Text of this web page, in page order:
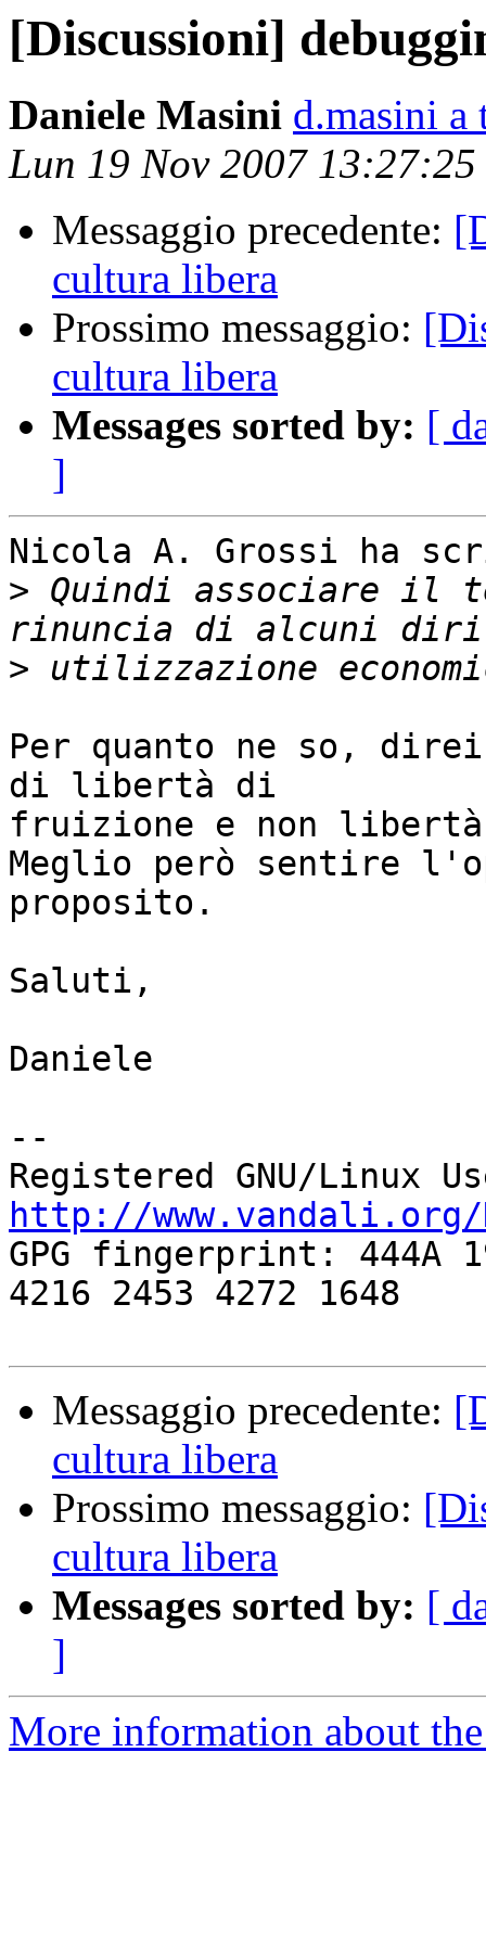
[Discussioni]
Daniele Masini d.masini a
Lun 19 Nov 2007 13:27:25
Messaggio precedente:
cultura libera
Prossimo messaggio:
cultura libera
Messages sorted by: [
]
Nicola A. Grossi ha
> Quindi associare il
>
Per quanto ne so,
di libertà di
fruizione e non
Meglio però sentire
proposito.
Saluti,
Daniele
--
http://www.vandali.org/
GPG fingerprint: 444A
4216 2453 4272 1648
Messaggio precedente:
cultura libera
Prossimo messaggio:
cultura libera
Messages sorted by: [
]
More information about